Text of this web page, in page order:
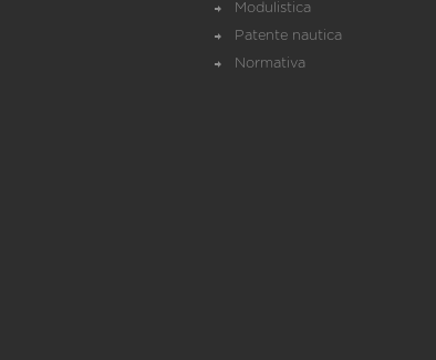
Modulistica
Patente nautica
Normativa